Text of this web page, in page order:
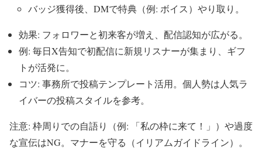
バッジ獲得後、DMで特典（例: ボイス）やり取り。
効果: フォロワーと初来客が増え、配信認知が広がる。
例: 毎日X告知で初配信に新規リスナーが集まり、ギフ
トが活発に。
コツ: 事務所で投稿テンプレート活用。個人勢は人気ラ
イバーの投稿スタイルを参考。
注意: 枠周りでの自語り（例: 「私の枠に来て！」）や過度
な宣伝はNG。マナーを守る（イリアムガイドライン）。